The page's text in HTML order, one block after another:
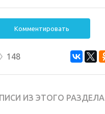
Комментировать
148
ИЗ ЭТОГО РАЗДЕЛА